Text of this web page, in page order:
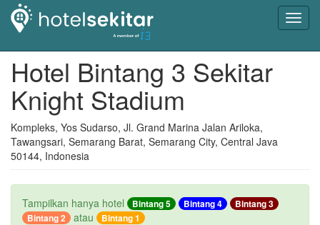
Hotel Bintang 3 Sekitar
Knight Stadium
Kompleks, Yos Sudarso, Jl. Grand Marina Jalan Ariloka,
Tawangsari, Semarang Barat, Semarang City, Central Java
50144, Indonesia
Tampilkan hanya hotel Bintang 5 Bintang 4
Bintang 3
Bintang 2
atau Bintang 1